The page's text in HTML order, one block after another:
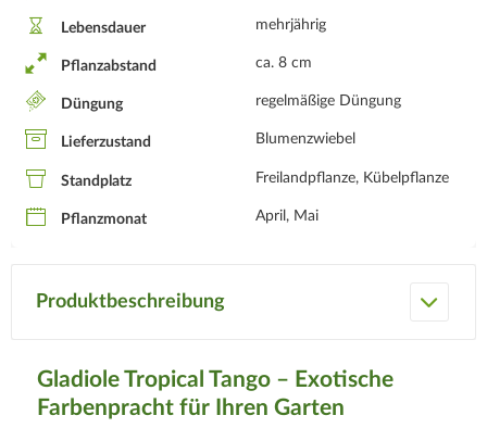
Lebensdauer mehrjährig
Pflanzabstand ca. 8 cm
Düngung regelmäßige Düngung
Lieferzustand Blumenzwiebel
Standplatz Freilandpflanze, Kübelpflanze
Pflanzmonat April, Mai
Produktbeschreibung
Gladiole Tropical Tango – Exotische
Farbenpracht für Ihren Garten